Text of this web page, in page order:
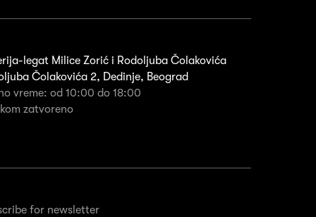
legat Milice Zorić i Rodoljuba Čolakovića
Čolakovića 2, Dedinje, Beograd
vreme: od 10:00 do 18:00
zatvoreno
for newsletter